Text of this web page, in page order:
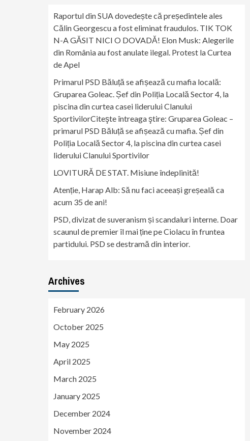
Raportul din SUA dovedește că președintele ales
Călin Georgescu a fost eliminat fraudulos. TIK TOK
N-A GĂSIT NICI O DOVADĂ! Elon Musk: Alegerile
din România au fost anulate ilegal. Protest la Curtea
de Apel
Primarul PSD Băluță se afișează cu mafia locală:
Gruparea Goleac. Șef din Poliția Locală Sector 4, la
piscina din curtea casei liderului Clanului
SportivilorCiteşte întreaga ştire: Gruparea Goleac –
primarul PSD Băluță se afișează cu mafia. Șef din
Poliția Locală Sector 4, la piscina din curtea casei
liderului Clanului Sportivilor
LOVITURĂ DE STAT. Misiune îndeplinită!
Atenție, Harap Alb: Să nu faci aceeași greșeală ca
acum 35 de ani!
PSD, divizat de suveranism și scandaluri interne. Doar
scaunul de premier îl mai ține pe Ciolacu în fruntea
partidului. PSD se destramă din interior.
Archives
February 2026
October 2025
May 2025
April 2025
March 2025
January 2025
December 2024
November 2024